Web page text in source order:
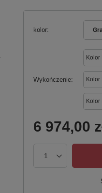
kolor
Wykończenie
Kolor
Kolor
Kolor
6 974,00